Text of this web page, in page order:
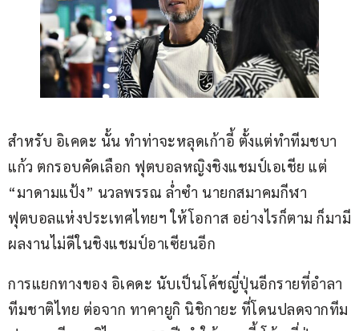
สำหรับ อิเคดะ นั้น ทำท่าจะหลุดเก้าอี้ ตั้งแต่ทำทีมชบา
แก้ว ตกรอบคัดเลือก ฟุตบอลหญิงชิงแชมป์เอเชีย แต่
“มาดามแป้ง” นวลพรรณ ล่ำซำ นายกสมาคมกีฬา
ฟุตบอลแห่งประเทศไทยฯ ให้โอกาส อย่างไรก็ตาม ก็มามี
ผลงานไม่ดีในชิงแชมป์อาเซียนอีก
การแยกทางของ อิเคดะ นับเป็นโค้ชญี่ปุ่นอีกรายที่อำลา
ทีมชาติไทย ต่อจาก ทาคายูกิ นิชิกายะ ที่โดนปลดจากทีม